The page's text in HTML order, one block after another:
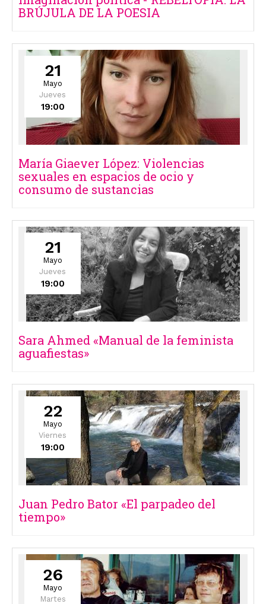
BRÚJULA DE LA POESIA
21
Mayo
Jueves
19:00
María Giaever López: Violencias
sexuales en espacios de ocio y
consumo de sustancias
21
Mayo
Jueves
19:00
Sara Ahmed «Manual de la feminista
aguafiestas»
22
Mayo
Viernes
19:00
Juan Pedro Bator «El parpadeo del
tiempo»
26
Mayo
Martes